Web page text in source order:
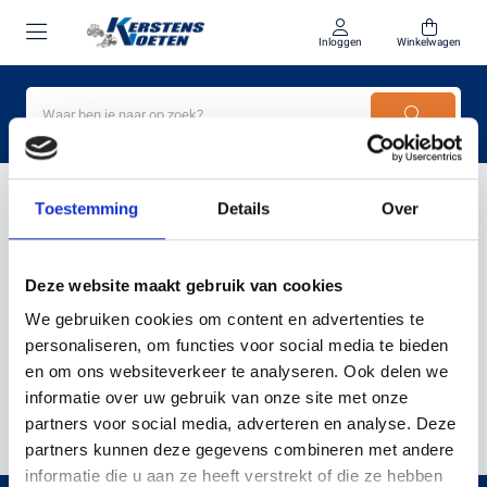
Toestemming Details Over
Deze website maakt gebruik van cookies
We gebruiken cookies om content en advertenties te
personaliseren, om functies voor social media te bieden
en om ons websiteverkeer te analyseren. Ook delen we
informatie over uw gebruik van onze site met onze
partners voor social media, adverteren en analyse. Deze
partners kunnen deze gegevens combineren met andere
informatie die u aan ze heeft verstrekt of die ze hebben
Inloggen Winkelwagen
Home Kress KR121E kopen
KRESS KR121E KOPEN
Filter Sorteer